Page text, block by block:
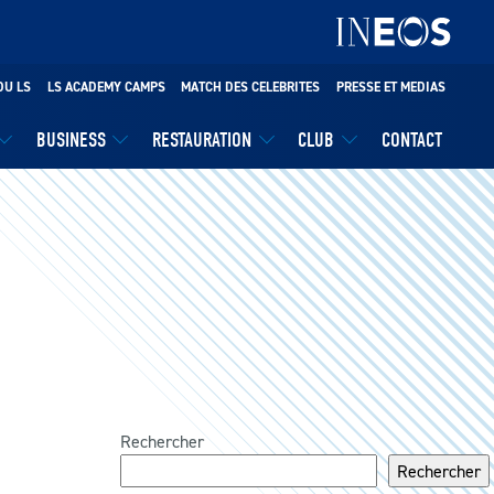
BUSINESS RESTAURATION CLUB CONTACT
LS LS ACADEMY CAMPS MATCH DES CELEBRITES PRESSE ET MEDIAS
Rechercher
Rechercher